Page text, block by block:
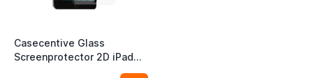
Casecentive Glass
Screenprotector 2D iPad
Air 2 / 9.7 (2017 / 2018) /